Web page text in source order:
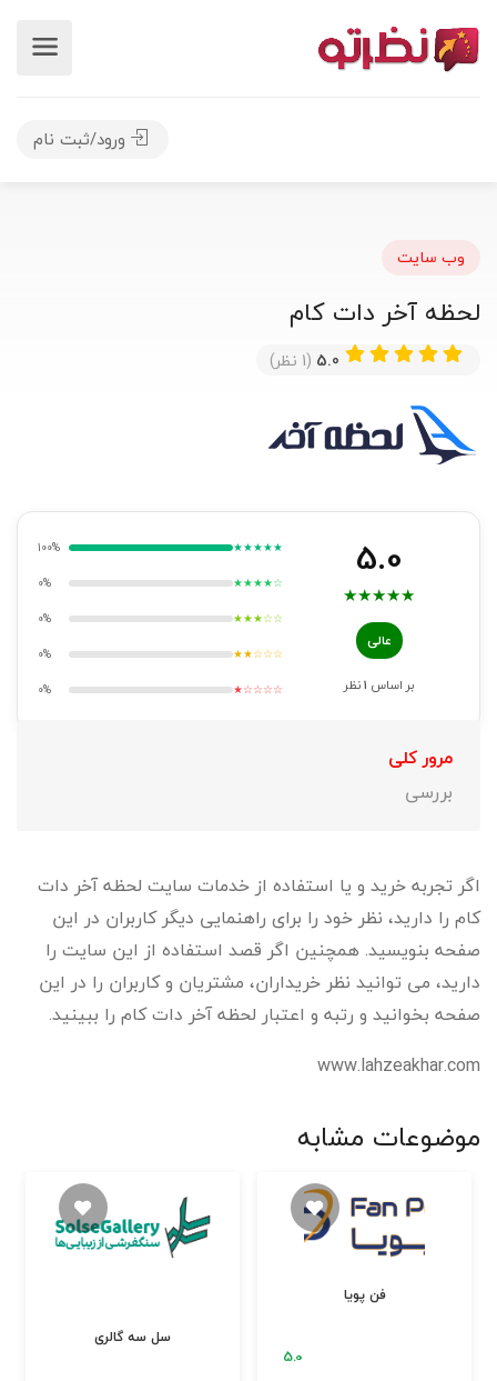
ورود/ثبت نام
وب سایت
لحظه آخر دات کام
5.0 (1 نظر)
5.0
★
★
★
★
★
عالی
بر اساس 1نظر
★★★★★
100%
★★★★☆
0%
★★★☆☆
0%
★★☆☆☆
0%
★☆☆☆☆
0%
مرور کلی
بررسی
اگر تجربه خرید و یا استفاده از خدمات سایت لحظه آخر دات
کام را دارید، نظر خود را برای راهنمایی دیگر کاربران در این
صفحه بنویسید. همچنین اگر قصد استفاده از این سایت را
دارید، می توانید نظر خریداران، مشتریان و کاربران را در این
صفحه بخوانید و رتبه و اعتبار لحظه آخر دات کام را ببینید.
www.lahzeakhar.com
موضوعات مشابه
سل سه گالری
فن پویا